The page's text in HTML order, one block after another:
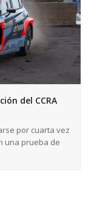
del CCRA
por cuarta vez
una prueba de